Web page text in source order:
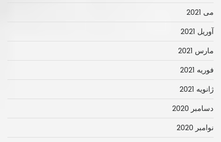
می 2021
آوریل 2021
مارس 2021
فوریه 2021
ژانویه 2021
دسامبر 2020
نوامبر 2020